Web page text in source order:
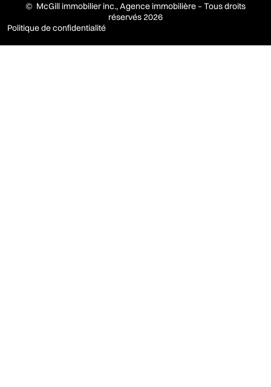
© McGill immobilier inc., Agence immobilière – Tous droits
réservés 2026
Politique de confidentialité